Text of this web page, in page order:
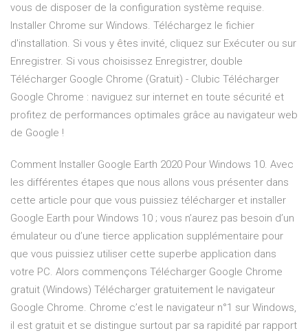
vous de disposer de la configuration système requise.
Installer Chrome sur Windows. Téléchargez le fichier
d'installation. Si vous y êtes invité, cliquez sur Exécuter ou sur
Enregistrer. Si vous choisissez Enregistrer, double
Télécharger Google Chrome (Gratuit) - Clubic Télécharger
Google Chrome : naviguez sur internet en toute sécurité et
profitez de performances optimales grâce au navigateur web
de Google !
Comment Installer Google Earth 2020 Pour Windows 10. Avec
les différentes étapes que nous allons vous présenter dans
cette article pour que vous puissiez télécharger et installer
Google Earth pour Windows 10 ; vous n’aurez pas besoin d’un
émulateur ou d’une tierce application supplémentaire pour
que vous puissiez utiliser cette superbe application dans
votre PC. Alors commençons Télécharger Google Chrome
gratuit (Windows) Télécharger gratuitement le navigateur
Google Chrome. Chrome c’est le navigateur n°1 sur Windows,
il est gratuit et se distingue surtout par sa rapidité par rapport